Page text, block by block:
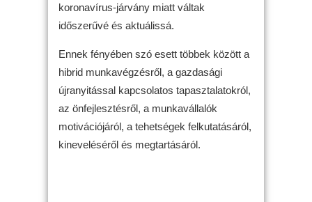
koronavírus-járvány miatt váltak
időszerűvé és aktuálissá.
Ennek fényében szó esett többek között a
hibrid munkavégzésről, a gazdasági
újranyitással kapcsolatos tapasztalatokról,
az önfejlesztésről, a munkavállalók
motivációjáról, a tehetségek felkutatásáról,
kineveléséről és megtartásáról.